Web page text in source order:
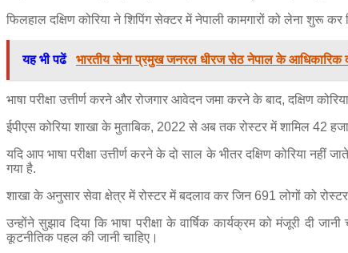
फिलहाल दक्षिण कोरिया ने शिपिंग सेक्टर में नेपाली कामगारों को लेना शुरू
यह भी पढें भारतीय सेना प्रमुख जनरल धीरज सेठ नेपाल के आधिकारिक
भाषा परीक्षा उत्तीर्ण करने और रोजगार आवेदन जमा करने के बाद, दक्षिण
ईपीएस कोरिया शाखा के मुताबिक, 2022 से अब तक रोस्टर में शामिल 42
यदि आप भाषा परीक्षा उत्तीर्ण करने के दो साल के भीतर दक्षिण कोरिया नहीं
गया है.
शाखा के अनुसार सेवा क्षेत्र में रोस्टर में बदलाव कर जिन 691 लोगों को
उन्होंने सुझाव दिया कि भाषा परीक्षा के वार्षिक कार्यक्रम को मंजूरी दी
कूटनीतिक पहल की जानी चाहिए।